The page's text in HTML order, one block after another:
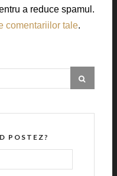
a reduce spamul.
comentariilor tale.
POSTEZ?